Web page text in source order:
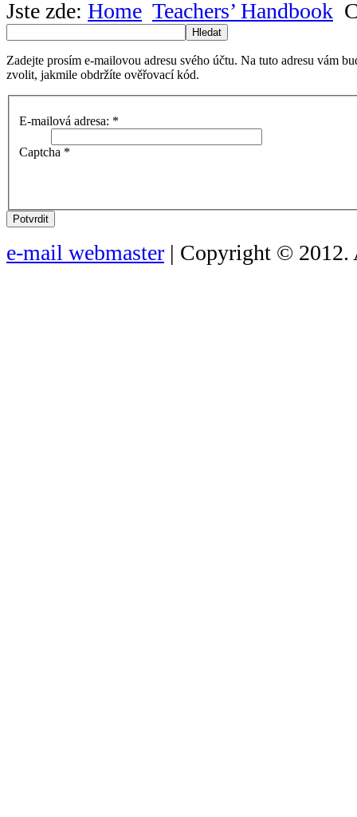
Jste zde: Home Teachers’ Handbook
Hledat
Zadejte prosím e-mailovou adresu svého účtu. Na tuto adresu vám
zvolit, jakmile obdržíte ověřovací kód.
E-mailová adresa: *
Captcha *
Potvrdit
e-mail webmaster | Copyright © 2012.